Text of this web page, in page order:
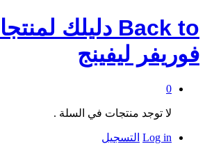
Back to دليلك
فوريفر ليفينج
0
لا توجد منتجات في السلة .
Log in التسجيل